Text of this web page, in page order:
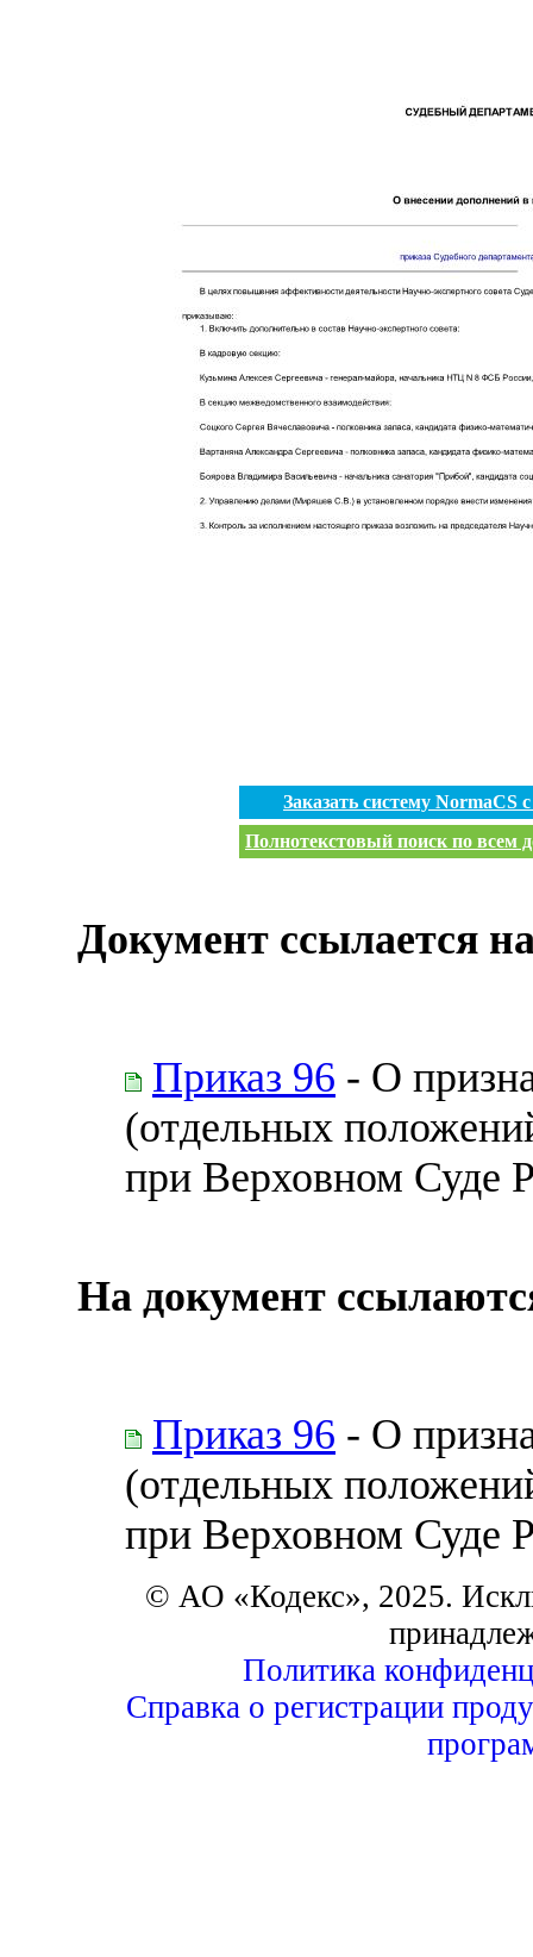
Заказать систему
Полнотекстовый поиск по всем
Документ ссылается
Приказ 96 - О
(отдельных
при Верховном Суде
На документ
Приказ 96 - О
(отдельных
при Верховном Суде
© АО «Кодекс», 2025.
Политика
Справка о регистрации